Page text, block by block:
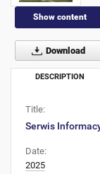
Show content
Download
DESCRIPTION
Title:
Serwis
Date:
2025